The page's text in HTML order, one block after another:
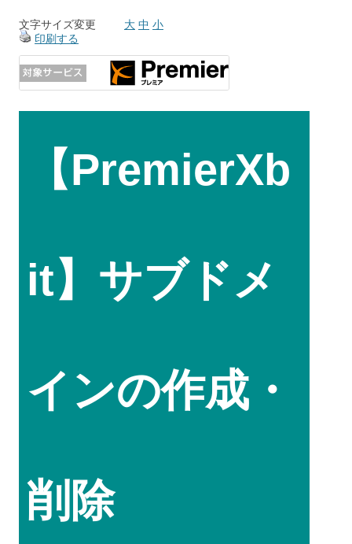
文字サイズ変更 大 中 小
印刷する
【PremierXb
it】サブドメ
インの作成・
削除